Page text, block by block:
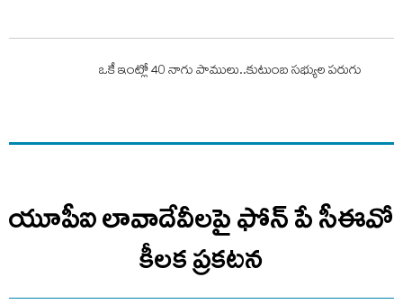
ఒకే ఇంట్లో 40 నాగు పాములు..కుటుంబ సభ్యుల పరుగు
యూపీఐ లావాదేవీలపై ఫోన్ పే సీఈవో
కీలక ప్రకటన